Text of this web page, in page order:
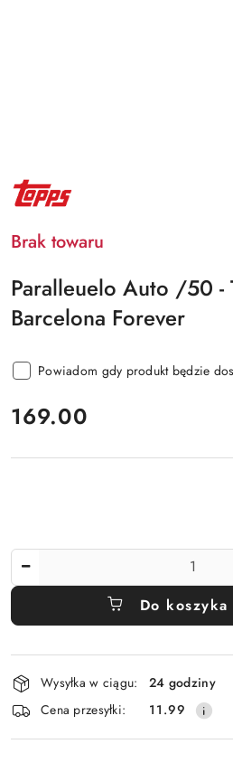
NAZWA
PRODUCENTA:
TOPPS
Brak towaru
Paralleuelo Auto /50 -
Barcelona Forever
Powiadom gdy produkt będzie
cena:
169.00
Do koszyka
Dostępność
i
dostawa
Wysyłka w ciągu:
24 godziny
Cena przesyłki:
11.99